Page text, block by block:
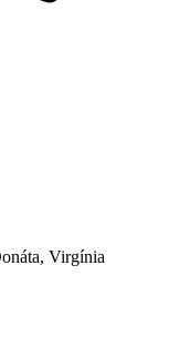
Virgínia